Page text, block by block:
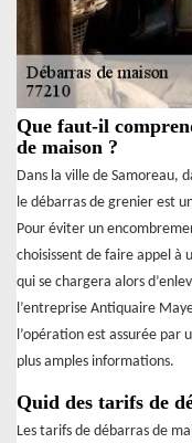
Que faut-il
de maison ?
Dans la ville de Samoreau,
le débarras de grenier est
Pour éviter un
choisissent de faire appel à
qui se chargera alors
l’entreprise Antiquaire
l’opération est assurée
plus amples informations.
Quid des tarifs de
Les tarifs de débarras de